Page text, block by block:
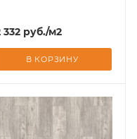
332руб./м2
В КОРЗИНУ